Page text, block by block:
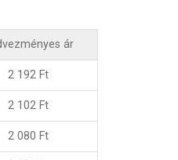
ár
2 192 Ft
2 102 Ft
2 080 Ft